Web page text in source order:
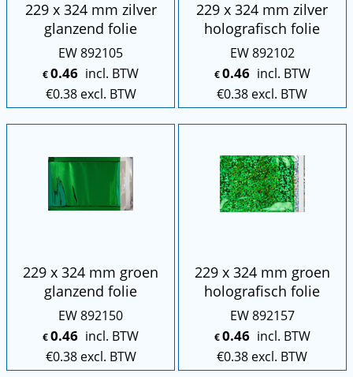
229 x 324 mm zilver
glanzend folie
EW 892105
€0.46 incl. BTW
€0.38 excl. BTW
229 x 324 mm zilver
holografisch folie
EW 892102
€0.46 incl. BTW
€0.38 excl. BTW
229 x 324 mm groen
glanzend folie
EW 892150
€0.46 incl. BTW
€0.38 excl. BTW
229 x 324 mm groen
holografisch folie
EW 892157
€0.46 incl. BTW
€0.38 excl. BTW